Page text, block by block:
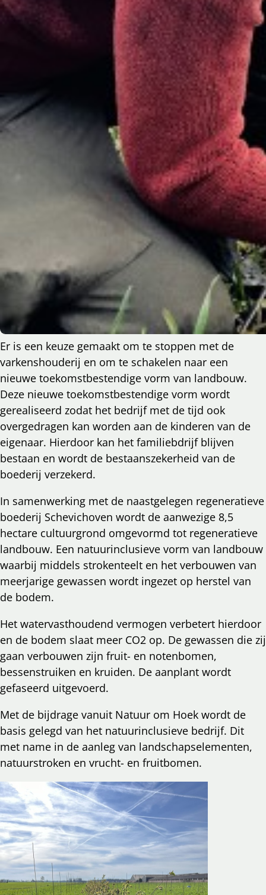
Er is een keuze gemaakt om te stoppen met de
varkenshouderij en om te schakelen naar een
nieuwe toekomstbestendige vorm van landbouw.
Deze nieuwe toekomstbestendige vorm wordt
gerealiseerd zodat het bedrijf met de tijd ook
overgedragen kan worden aan de kinderen van de
eigenaar. Hierdoor kan het familiebdrijf blijven
bestaan en wordt de bestaanszekerheid van de
boederij verzekerd.
In samenwerking met de naastgelegen regeneratieve
boederij Schevichoven wordt de aanwezige 8,5
hectare cultuurgrond omgevormd tot regeneratieve
landbouw. Een natuurinclusieve vorm van landbouw
waarbij middels strokenteelt en het verbouwen van
meerjarige gewassen wordt ingezet op herstel van
de bodem.
Het watervasthoudend vermogen verbetert hierdoor
en de bodem slaat meer CO2 op. De gewassen die zij
gaan verbouwen zijn fruit- en notenbomen,
bessenstruiken en kruiden. De aanplant wordt
gefaseerd uitgevoerd.
Met de bijdrage vanuit Natuur om Hoek wordt de
basis gelegd van het natuurinclusieve bedrijf. Dit
met name in de aanleg van landschapselementen,
natuurstroken en vrucht- en fruitbomen.